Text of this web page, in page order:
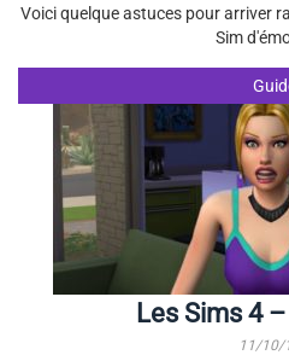
Voici quelque astuces pour arriver
Sim
Les Sims 4
11/10/